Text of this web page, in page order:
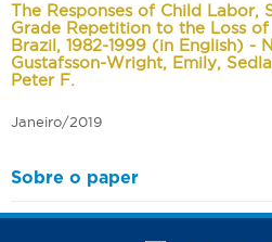
The Responses of Child Labor,
Grade Repetition to the Loss
Brazil, 1982-1999 (in English) -
Gustafsson-Wright, Emily,
Peter F.
Janeiro/2019
Sobre o paper